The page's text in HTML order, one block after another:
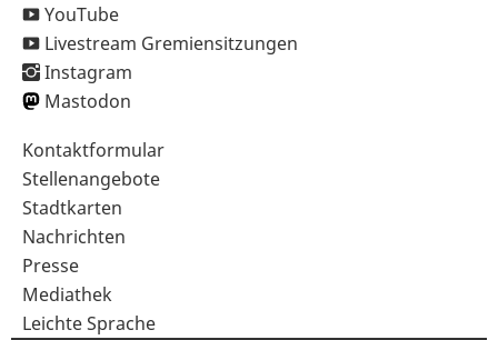
YouTube
Livestream Gremiensitzungen
Instagram
Mastodon
Sekundärnavigation
im
Fußbereich
Kontaktformular
Stellenangebote
Stadtkarten
Nachrichten
Presse
Mediathek
Leichte Sprache